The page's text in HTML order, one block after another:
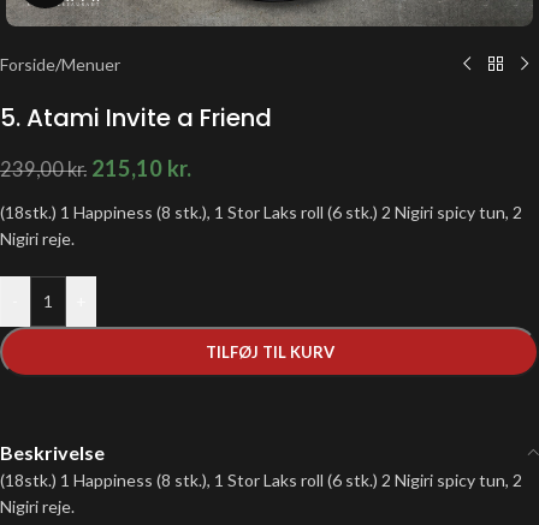
Forside/Menuer
5. Atami Invite a Friend
239,00kr. 215,10 kr.
(18stk.) 1 Happiness (8 stk.), 1 Stor Laks roll (6 stk.) 2 Nigiri spicy tun, 2
Nigiri reje.
TILFØJ TIL KURV
Beskrivelse
(18stk.) 1 Happiness (8 stk.), 1 Stor Laks roll (6 stk.) 2 Nigiri spicy tun, 2
Nigiri reje.